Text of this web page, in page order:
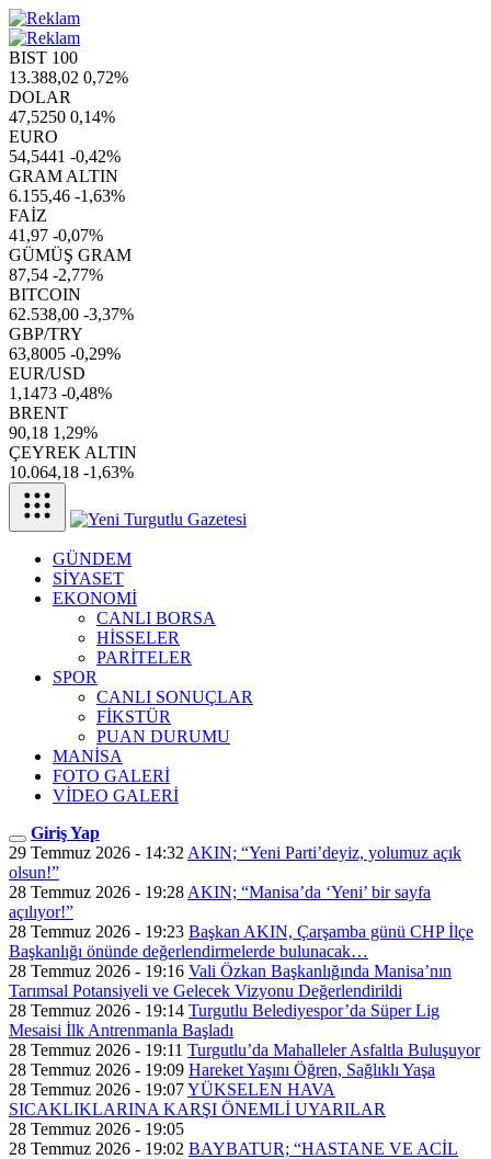
BIST 100
13.388,02 0,72%
DOLAR
47,5250 0,14%
EURO
54,5441 -0,42%
GRAM ALTIN
6.155,46 -1,63%
FAİZ
41,97 -0,07%
GÜMÜŞ GRAM
87,54 -2,77%
BITCOIN
62.538,00 -3,37%
GBP/TRY
63,8005 -0,29%
EUR/USD
1,1473 -0,48%
BRENT
90,18 1,29%
ÇEYREK ALTIN
10.064,18 -1,63%
GÜNDEM
SİYASET
EKONOMİ
CANLI BORSA
HİSSELER
PARİTELER
SPOR
CANLI SONUÇLAR
FİKSTÜR
PUAN DURUMU
MANİSA
FOTO GALERİ
VİDEO GALERİ
Giriş Yap
29 Temmuz 2026 - 14:32 AKIN; “Yeni Parti’deyiz, yolumuz açık
olsun!”
28 Temmuz 2026 - 19:28 AKIN; “Manisa’da ‘Yeni’ bir sayfa
açılıyor!”
28 Temmuz 2026 - 19:23 Başkan AKIN, Çarşamba günü CHP İlçe
Başkanlığı önünde değerlendirmelerde bulunacak…
28 Temmuz 2026 - 19:16 Vali Özkan Başkanlığında Manisa’nın
Tarımsal Potansiyeli ve Gelecek Vizyonu Değerlendirildi
28 Temmuz 2026 - 19:14 Turgutlu Belediyespor’da Süper Lig
Mesaisi İlk Antrenmanla Başladı
28 Temmuz 2026 - 19:11 Turgutlu’da Mahalleler Asfaltla Buluşuyor
28 Temmuz 2026 - 19:09 Hareket Yaşını Öğren, Sağlıklı Yaşa
28 Temmuz 2026 - 19:07YÜKSELEN HAVA
SICAKLIKLARINA KARŞI ÖNEMLİ UYARILAR
28 Temmuz 2026 - 19:05
28 Temmuz 2026 - 19:02 BAYBATUR; “HASTANE VE ACİL